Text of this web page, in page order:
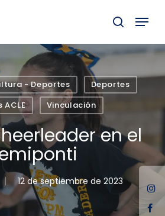
buscar
Menu
- Deportes
Deportes
ACLE
Vinculación
en el
12 de septiembre de 2023
Menu